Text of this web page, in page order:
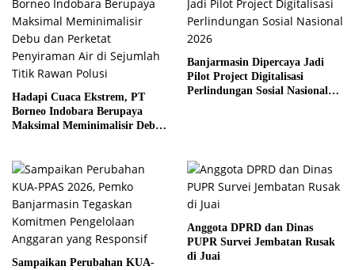
Hadapi Cuaca Ekstrem, PT
Borneo Indobara Berupaya
Maksimal Meminimalisir Debu
Banjarmasin Dipercaya Jadi
Pilot Project Digitalisasi
Perlindungan Sosial Nasional
Sampaikan Perubahan KUA-
Anggota DPRD dan Dinas
PUPR Survei Jembatan Rusak
di Juai